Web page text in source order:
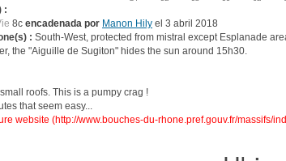
:
8c encadenada por Manon Hily el 3 abril 2018
: South-West, protected from mistral except Esplanade
the "Aiguille de Sugiton" hides the sun around 15h30.
roofs. This is a pumpy crag !
that seem easy...
website (http://www.bouches-du-rhone.pref.gouv.fr/massifs/